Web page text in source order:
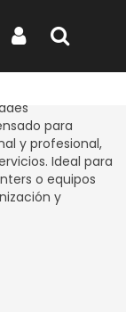
para
y profesional,
Ideal para
o equipos
y